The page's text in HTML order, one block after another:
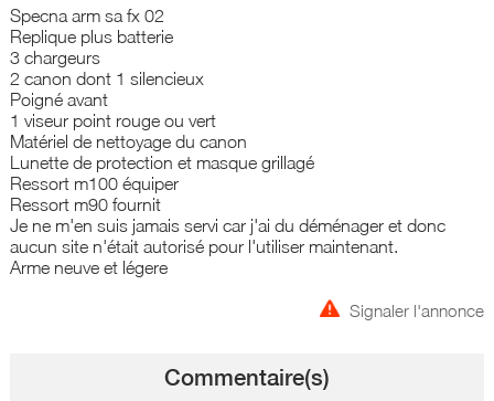
Specna arm sa fx 02
Replique plus batterie
3 chargeurs
2 canon dont 1 silencieux
Poigné avant
1 viseur point rouge ou vert
Matériel de nettoyage du canon
Lunette de protection et masque grillagé
Ressort m100 équiper
Ressort m90 fournit
Je ne m'en suis jamais servi car j'ai du déménager et donc
aucun site n'était autorisé pour l'utiliser maintenant.
Arme neuve et légere
Signaler l'annonce
Commentaire(s)